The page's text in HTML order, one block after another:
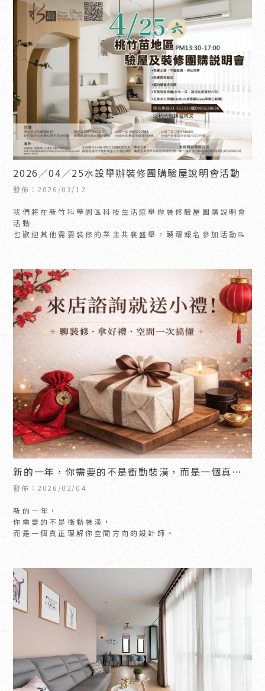
2026∕04∕25水設舉辦裝修團購驗屋說明會活動
發佈：2026/03/12
我們將在新竹科學園區科技生活館舉辦裝修驗屋團購說明會
活動
也歡迎其他需要裝修的業主共襄盛舉，踴躍報名參加活動📝
新的一年，你需要的不是衝動裝潢，而是一個真正
理解你空間方向的設計師。
發佈：2026/02/04
新的一年，
你需要的不是衝動裝潢，
而是一個真正理解你空間方向的設計師。